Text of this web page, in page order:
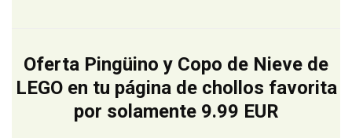
Oferta Pingüino y Copo de Nieve de
LEGO en tu página de chollos favorita
por solamente 9.99 EUR